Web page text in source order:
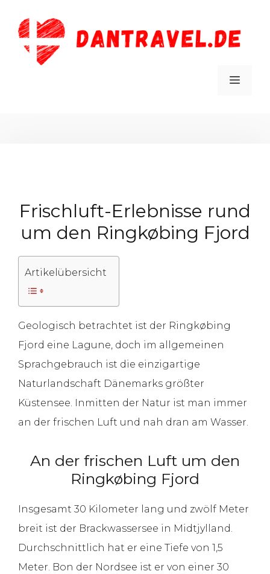
Inhalt
springen
Frischluft-Erlebnisse rund
um den Ringkøbing Fjord
Artikelübersicht
Geologisch betrachtet ist der Ringkøbing
Fjord eine Lagune, doch im allgemeinen
Sprachgebrauch ist die einzigartige
Naturlandschaft Dänemarks größter
Küstensee. Inmitten der Natur ist man immer
an der frischen Luft und nah dran am Wasser.
An der frischen Luft um den
Ringkøbing Fjord
Insgesamt 30 Kilometer lang und zwölf Meter
breit ist der Brackwassersee in Midtjylland.
Durchschnittlich hat er eine Tiefe von 1,5
Meter. Bon der Nordsee ist er von einer 30